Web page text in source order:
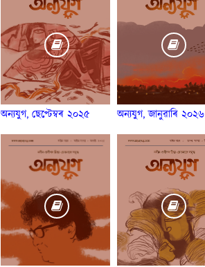
অন্যযুগ, ছেপ্টেম্বৰ ২০২৫ অন্যযুগ, জানুৱাৰি ২০২৬